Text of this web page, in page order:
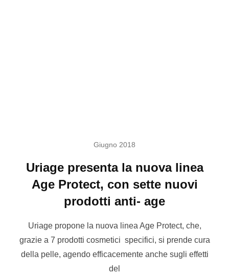
Giugno 2018
Uriage presenta la nuova linea
Age Protect, con sette nuovi
prodotti anti- age
Uriage propone la nuova linea Age Protect, che,
grazie a 7 prodotti cosmetici specifici, si prende cura
della pelle, agendo efficacemente anche sugli effetti
del